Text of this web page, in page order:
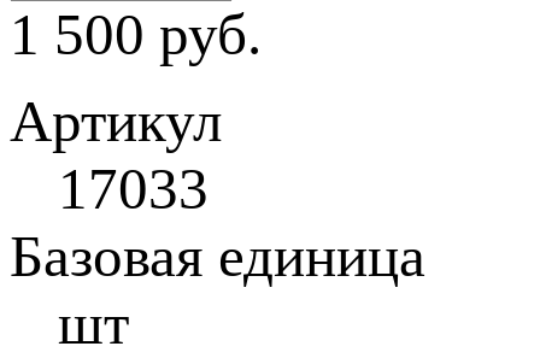
1 500 руб.
Артикул
17033
Базовая единица
шт